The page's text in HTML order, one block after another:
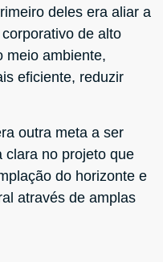
deles era aliar a
de alto
meio ambiente,
eficiente, reduzir
outra meta a ser
clara no projeto que
do horizonte e
através de amplas